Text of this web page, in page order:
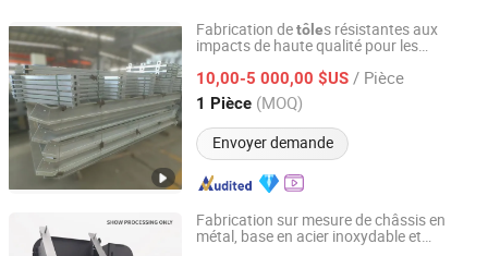
Fabrication detôles résistantes aux
impacts de haute qualité pour les
10,00-5 000,00 $US / Pièce
1 Pièce (MOQ)
Envoyer demande
Qingdao Fruant Intelligent Equipment Co., Ltd
Shandong, China Depuis 2026
Fabrication sur mesure de châssis en
métal, base en acier inoxydable et
Sollwin Enterprise Co., Ltd.